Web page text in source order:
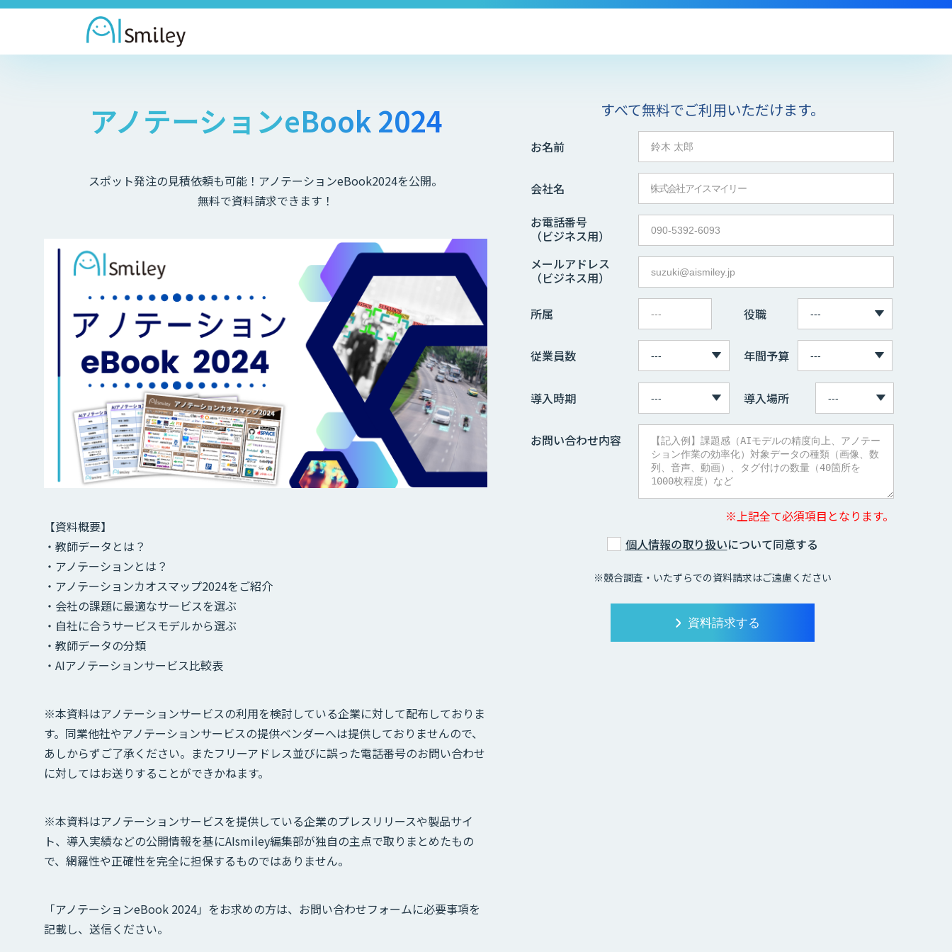
アノテーションeBook 2024
スポット発注の見積依頼も可能！アノテーションeBook2024を公開。
無料で資料請求できます！
【資料概要】
・教師データとは？
・アノテーションとは？
・アノテーションカオスマップ2024をご紹介
・会社の課題に最適なサービスを選ぶ
・自社に合うサービスモデルから選ぶ
・教師データの分類
・AIアノテーションサービス比較表
※本資料はアノテーションサービスの利用を検討している企業に対して配布しておりま
す。同業他社やアノテーションサービスの提供ベンダーへは提供しておりませんので、
あしからずご了承ください。またフリーアドレス並びに誤った電話番号のお問い合わせ
に対してはお送りすることができかねます。
※本資料はアノテーションサービスを提供している企業のプレスリリースや製品サイ
ト、導入実績などの公開情報を基にAIsmiley編集部が独自の主点で取りまとめたもの
で、網羅性や正確性を完全に担保するものではありません。
「アノテーションeBook 2024」をお求めの方は、お問い合わせフォームに必要事項を
記載し、送信ください。
すべて無料でご利用いただけます。
お名前
会社名
お電話番号
（ビジネス用）
メールアドレス
（ビジネス用）
所属 役職
従業員数 年間予算
導入時期 導入場所
お問い合わせ内容
※上記全て必須項目となります。
個人情報の取り扱いについて同意する
※競合調査・いたずらでの資料請求はご遠慮ください